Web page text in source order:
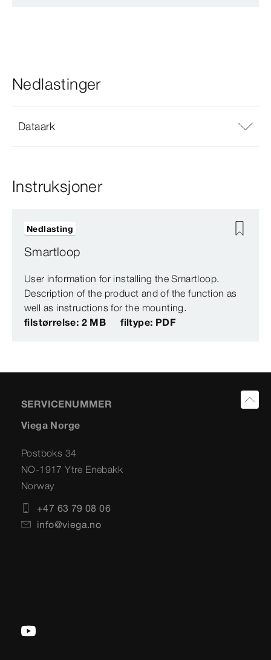
Nedlastinger
Dataark
Instruksjoner
Smartloop
User information for installing the Smartloop.
Description of the product and of the function as
well as instructions for the mounting.
filstørrelse: 2 MB
filtype: PDF
Nedlasting
SERVICENUMMER
Viega Norge
Postboks 34
NO-1917 Ytre Enebakk
Norway
+47 63 79 08 06
info@viega.no